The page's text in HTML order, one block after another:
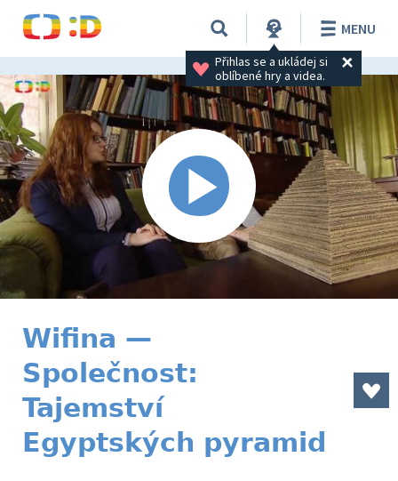
Přihlas se a ukládej si
oblíbené hry a videa.
MENU
Wifina —
Společnost:
Tajemství
Egyptských pyramid